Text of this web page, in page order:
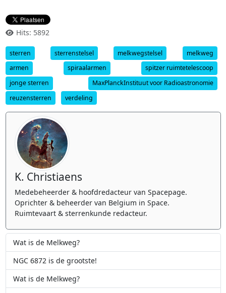
Hits: 5892
sterren sterrenstelsel melkwegstelsel
melkweg
armen
spiraalarmen
spitzer ruimtetelescoop
jonge sterren
MaxPlanckInstituut voor Radioastronomie
reuzensterren
verdeling
K. Christiaens
Medebeheerder & hoofdredacteur van Spacepage.
Oprichter & beheerder van Belgium in Space.
Ruimtevaart & sterrenkunde redacteur.
Wat is de Melkweg?
NGC 6872 is de grootste!
Wat is de Melkweg?